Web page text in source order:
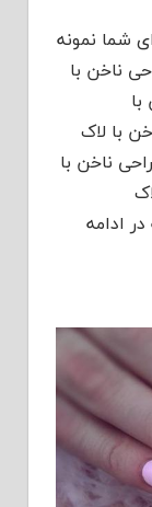
شما نمونه
ناخن با
با لاک
ناخن با
ادامه